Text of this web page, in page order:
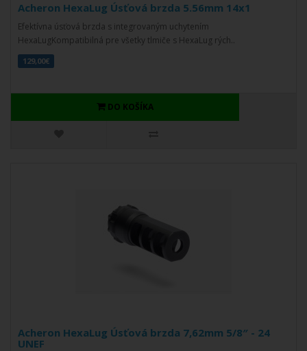
Acheron HexaLug Úsťová brzda 5.56mm 14x1
Efektívna úsťová brzda s integrovaným uchytením
HexaLugKompatibilná pre všetky tlmiče s HexaLug rých..
129,00€
DO KOŠÍKA
Acheron HexaLug Úsťová brzda 7,62mm 5/8″ - 24
UNEF